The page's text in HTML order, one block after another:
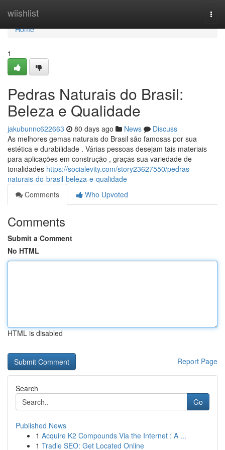
wiishlist
Home
Home
1
Pedras Naturais do Brasil:
Beleza e Qualidade
jakubunnc622663 80 days ago News
Discuss
As melhores gemas naturais do Brasil são famosas por sua
estética e durabilidade . Várias pessoas desejam tais materiais
para aplicações em construção , graças sua variedade de
tonalidades https://socialevity.com/story23627550/pedras-
naturais-do-brasil-beleza-e-qualidade
Comments
Who Upvoted
Comments
Submit a Comment
No HTML
HTML is disabled
Report Page
Search
Go
Published News
1 Acquire K2 Compounds Via the Internet : A ...
1 Tradie SEO: Get Located Online